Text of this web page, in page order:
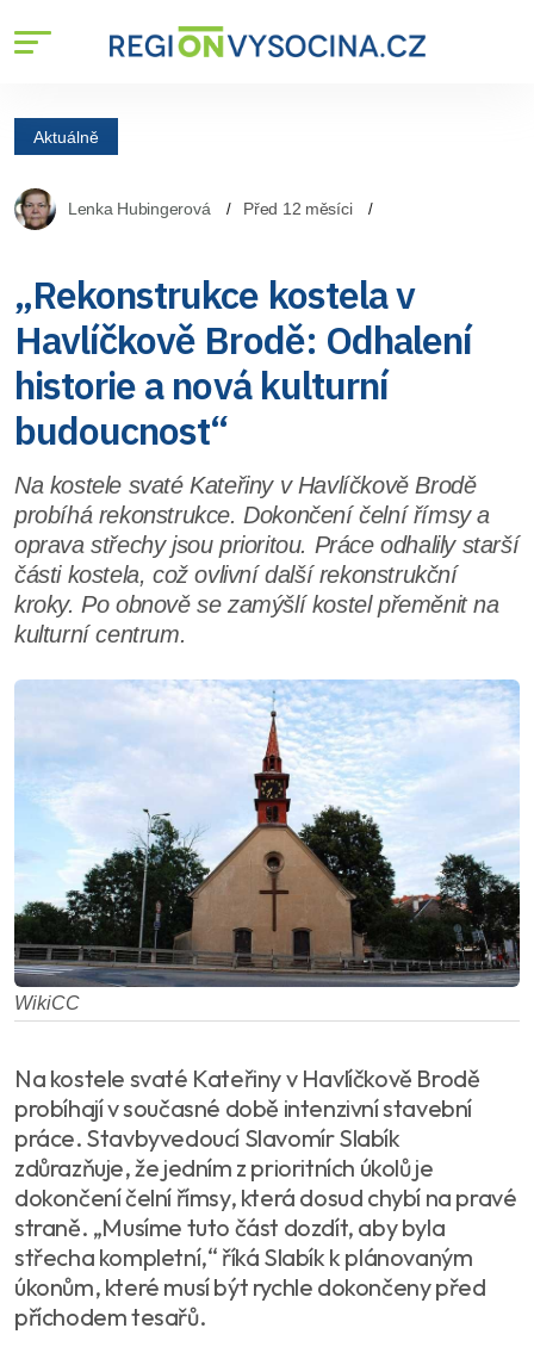
Aktuálně
Lenka Hubingerová Před 12 měsíci
„Rekonstrukce kostela v
Havlíčkově Brodě: Odhalení
historie a nová kulturní
budoucnost“
Na kostele svaté Kateřiny v Havlíčkově Brodě
probíhá rekonstrukce. Dokončení čelní římsy a
oprava střechy jsou prioritou. Práce odhalily starší
části kostela, což ovlivní další rekonstrukční
kroky. Po obnově se zamýšlí kostel přeměnit na
kulturní centrum.
WikiCC
Na kostele svaté Kateřiny v Havlíčkově Brodě
probíhají v současné době intenzivní stavební
práce. Stavbyvedoucí Slavomír Slabík
zdůrazňuje, že jedním z prioritních úkolů je
dokončení čelní římsy, která dosud chybí na pravé
straně. „Musíme tuto část dozdít, aby byla
střecha kompletní,“ říká Slabík k plánovaným
úkonům, které musí být rychle dokončeny před
příchodem tesařů.